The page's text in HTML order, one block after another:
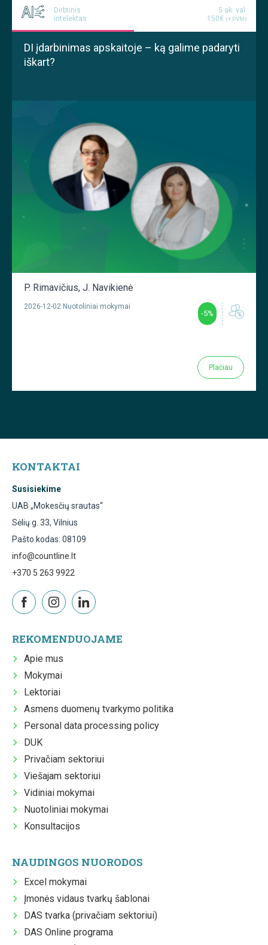
Dirbtinis
intelektas
5 ak. val.
150€ (+ PVM)
DI įdarbinimas apskaitoje – ką galime padaryti
iškart?
P. Rimavičius, J. Navikienė
2026-12-02 Nuotoliniai mokymai
-5%
Plačiau
KONTAKTAI
Susisiekime
UAB „Mokesčių srautas“
Sėlių g. 33, Vilnius
Pašto kodas: 08109
info@countline.lt
+370 5 263 9922
REKOMENDUOJAME
Apie mus
Mokymai
Lektoriai
Asmens duomenų tvarkymo politika
Personal data processing policy
DUK
Privačiam sektoriui
Viešajam sektoriui
Vidiniai mokymai
Nuotoliniai mokymai
Konsultacijos
NAUDINGOS NUORODOS
Excel mokymai
Įmonės vidaus tvarkų šablonai
DAS tvarka (privačiam sektoriui)
DAS Online programa